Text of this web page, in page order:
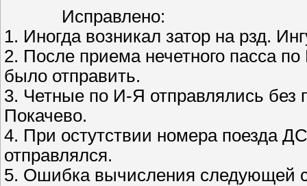
Исправлено:
1. Иногда возникал затор на рзд.
2. После приема нечетного пасса
было отправить.
3. Четные по И-Я отправлялись без
Покачево.
4. При остутствии номера поезда
отправлялся.
5. Ошибка вычисления следующей